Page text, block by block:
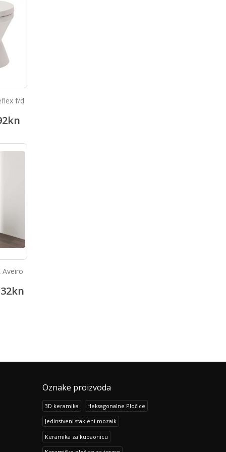
f/d
kn
kn
Oznake proizvoda
3D keramika Heksagonalne Pločice
Jedinstveni stakleni mozaik
Keramika za kupaonicu